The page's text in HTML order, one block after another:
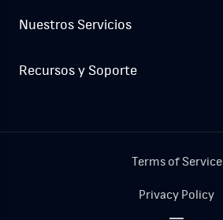
Nuestros Servicios
Recursos y Soporte
Terms of Service
Privacy Policy